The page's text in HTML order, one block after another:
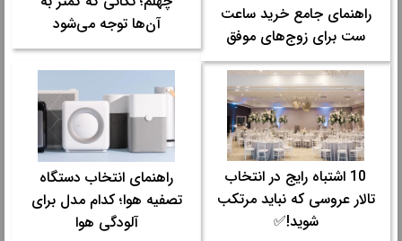
تاریخ نگارش: ۲۶ خرداد ۱۴۰۵ - ۲۳:۲۱
تعداد رای‌دهندگان:
دسته ها: سایر مقالات
راهنمای جامع خرید ساعت
ست برای زوج‌های موفق
آن‌ها توجه می‌شود
10 اشتباه رایج در انتخاب
تالار عروسی که نباید مرتکب
شوید!✅
راهنمای انتخاب دستگاه
تصفیه هوا؛ کدام مدل برای
آلودگی هوا